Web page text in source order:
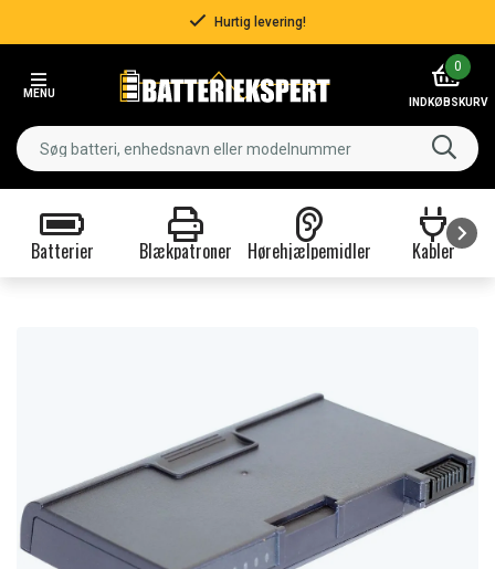
Hurtig levering!
MENU
0
INDKØBSKURV
Batterier Blækpatroner Hørehjælpemidler Kabler